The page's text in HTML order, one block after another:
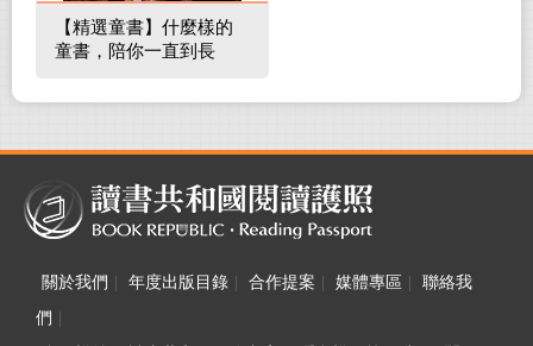
【精選童書】什麼樣的
童書，陪你一直到長
關於我們 年度出版目錄 合作提案 媒體專區
聯絡我
們